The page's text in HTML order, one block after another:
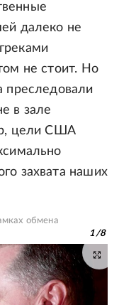
далеко не
не стоит. Но
преследовали
в зале
цели США
захвата наших
обмена
1/8